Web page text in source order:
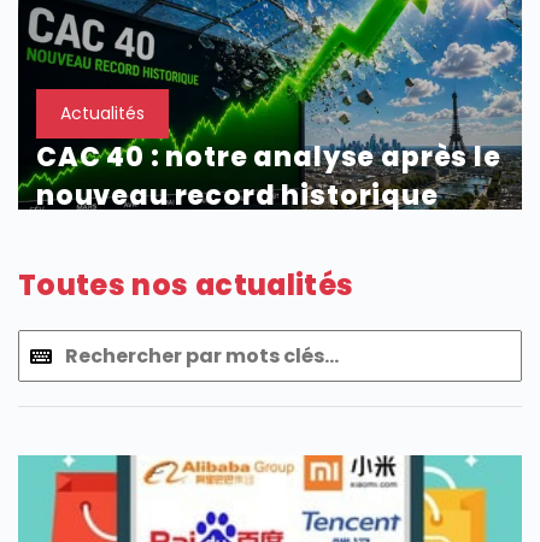
Actualités
CAC 40 : notre analyse après le
nouveau record historique
Toutes nos actualités